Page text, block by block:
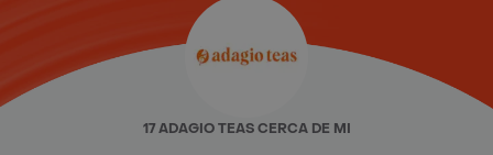
17 ADAGIO TEAS CERCA DE MI